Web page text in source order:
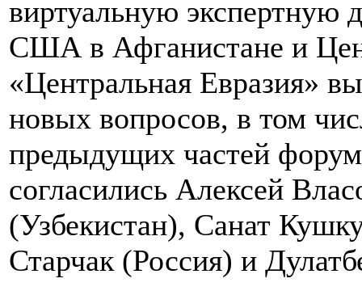
виртуальную экспертную
США в Афганистане и
«Центральная Евразия»
новых вопросов, в том
предыдущих частей
согласились Алексей
(Узбекистан), Санат
Старчак (Россия) и